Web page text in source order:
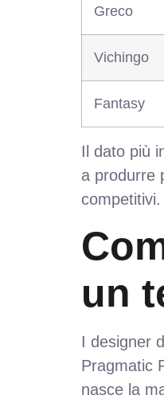
Greco
Vichingo
Fantasy
Il dato più
a produrre
competitivi.
un
I designer
Pragmatic
nasce la